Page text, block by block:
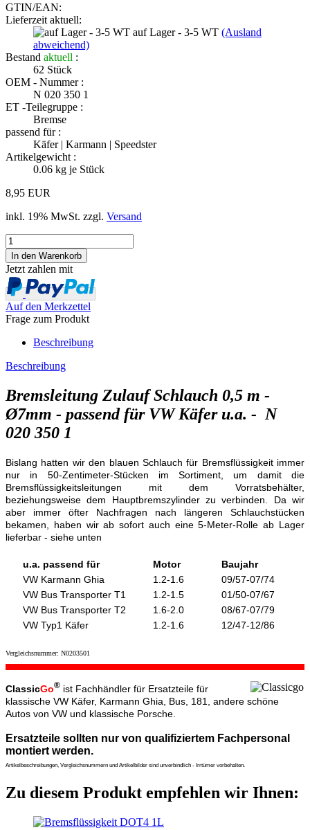
GTIN/EAN:
Lieferzeit aktuell:
auf Lager - 3-5 WT (Ausland
abweichend)
Bestand aktuell :
62 Stück
OEM - Nummer :
N 020 350 1
ET -Teilegruppe :
Bremse
passend für :
Käfer | Karmann | Speedster
Artikelgewicht :
0.06 kg je Stück
8,95 EUR
inkl. 19% MwSt. zzgl. Versand
Jetzt zahlen mit
Auf den Merkzettel
Frage zum Produkt
Beschreibung
Beschreibung
Bremsleitung Zulauf Schlauch 0,5 m -
Ø7mm - passend für VW Käfer u.a. - N
020 350 1
Bislang hatten wir den blauen Schlauch für Bremsflüssigkeit immer
nur in 50-Zentimeter-Stücken im Sortiment, um damit die
Bremsflüssigkeitsleitungen mit dem Vorratsbehälter,
beziehungsweise dem Hauptbremszylinder zu verbinden. Da wir
aber immer öfter Nachfragen nach längeren Schlauchstücken
bekamen, haben wir ab sofort auch eine 5-Meter-Rolle ab Lager
lieferbar - siehe unten
u.a. passend für Motor
Baujahr
VW Karmann Ghia
1.2-1.6
09/57-07/74
VW Bus Transporter T1
1.2-1.5
01/50-07/67
VW Bus Transporter T2
1.6-2.0
08/67-07/79
VW Typ1 Käfer
1.2-1.6 12/47-12/86
Vergleichsnummer: N0203501
ClassicGo® ist Fachhändler für Ersatzteile für
klassische VW Käfer, Karmann Ghia, Bus, 181, andere schöne
Autos von VW und klassische Porsche.
Ersatzteile sollten nur von qualifiziertem Fachpersonal
montiert werden.
Artikelbeschreibungen, Vergleichsnummern und Artikelbilder sind unverbindlich - Irrtümer vorbehalten.
Zu diesem Produkt empfehlen wir Ihnen: